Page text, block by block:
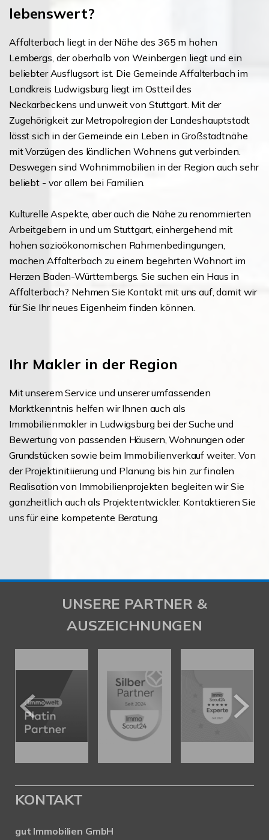
lebenswert?
Affalterbach liegt in der Nähe des 365 m hohen
Lembergs, der oberhalb von Weinbergen liegt und ein
beliebter Ausflugsort ist. Die Gemeinde Affalterbach im
Landkreis Ludwigsburg liegt im Ostteil des
Neckarbeckens und unweit von Stuttgart. Mit der
Zugehörigkeit zur Metropolregion der Landeshauptstadt
lässt sich in der Gemeinde ein Leben in Großstadtnähe
mit Vorzügen des ländlichen Wohnens gut verbinden.
Deswegen sind Wohnimmobilien in der Region auch sehr
beliebt - vor allem bei Familien.
Kulturelle Aspekte, aber auch die Nähe zu renommierten
Arbeitgebern in und um Stuttgart, einhergehend mit
hohen sozioökonomischen Rahmenbedingungen,
machen Affalterbach zu einem begehrten Wohnort im
Herzen Baden-Württembergs. Sie suchen ein Haus in
Affalterbach? Nehmen Sie Kontakt mit uns auf, damit wir
für Sie Ihr neues Eigenheim finden können.
Ihr Makler in der Region
Mit unserem Service und unserer umfassenden
Marktkenntnis helfen wir Ihnen auch als
Immobilienmakler in Ludwigsburg bei der Suche und
Bewertung von passenden Häusern, Wohnungen oder
Grundstücken sowie beim Immobilienverkauf weiter. Von
der Projektinitiierung und Planung bis hin zur finalen
Realisation von Immobilienprojekten begleiten wir Sie
ganzheitlich auch als Projektentwickler. Kontaktieren Sie
uns für eine kompetente Beratung.
UNSERE PARTNER &
AUSZEICHNUNGEN
KONTAKT
gut Immobilien GmbH